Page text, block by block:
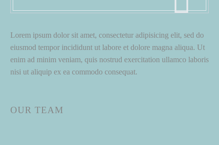
Lorem ipsum dolor sit amet, consectetur adipisicing elit, sed do
eiusmod tempor incididunt ut labore et dolore magna aliqua. Ut
enim ad minim veniam, quis nostrud exercitation ullamco laboris
nisi ut aliquip ex ea commodo consequat.
OUR TEAM